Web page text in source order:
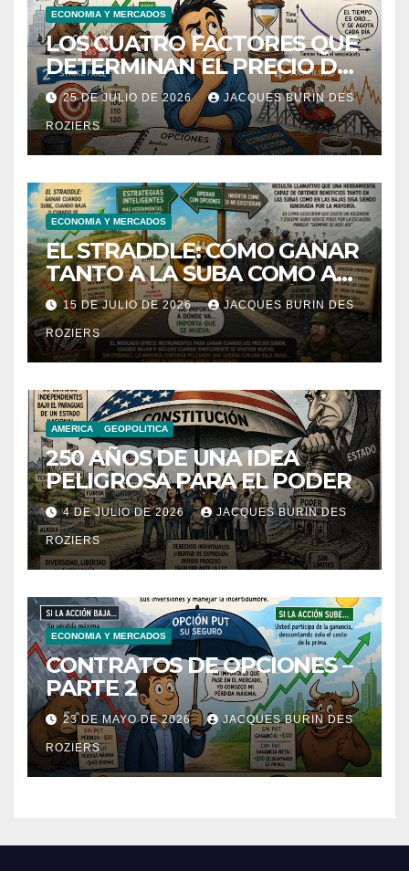
ECONOMIA Y MERCADOS
LOS CUATRO FACTORES QUE
DETERMINAN EL PRECIO DE
UNA OPCIÓN
25 DE JULIO DE 2026 JACQUES BURIN DES
ROZIERS
ECONOMIA Y MERCADOS
EL STRADDLE: CÓMO GANAR
TANTO A LA SUBA COMO A
LA BAJA DE UNA ACCIÓN.
15 DE JULIO DE 2026 JACQUES BURIN DES
ROZIERS
AMERICA GEOPOLITICA
250 AÑOS DE UNA IDEA
PELIGROSA PARA EL PODER
4 DE JULIO DE 2026 JACQUES BURIN DES
ROZIERS
ECONOMIA Y MERCADOS
CONTRATOS DE OPCIONES –
PARTE 2
23 DE MAYO DE 2026 JACQUES BURIN DES
ROZIERS